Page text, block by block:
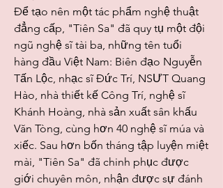
Để tạo nên một tác phẩm nghệ thuật
đẳng cấp, "Tiên Sa" đã quy tụ một đội
ngũ nghệ sĩ tài ba, những tên tuổi
hàng đầu Việt Nam: Biên đạo Nguyễn
Tấn Lộc, nhạc sĩ Đức Trí, NSƯT Quang
Hào, nhà thiết kế Công Trí, nghệ sĩ
Khánh Hoàng, nhà sản xuất sân khấu
Văn Tòng, cùng hơn 40 nghệ sĩ múa và
xiếc. Sau hơn bốn tháng tập luyện miệt
mài, "Tiên Sa" đã chinh phục được
giới chuyên môn, nhận được sự đánh